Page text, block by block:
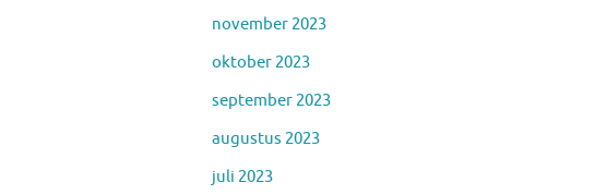
november 2023
oktober 2023
september 2023
augustus 2023
juli 2023